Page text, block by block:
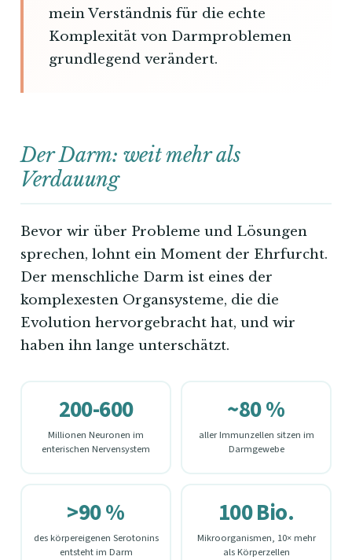
mein Verständnis für die echte
Komplexität von Darmproblemen
grundlegend verändert.
Der Darm: weit mehr als
Verdauung
Bevor wir über Probleme und Lösungen
sprechen, lohnt ein Moment der Ehrfurcht.
Der menschliche Darm ist eines der
komplexesten Organsysteme, die die
Evolution hervorgebracht hat, und wir
haben ihn lange unterschätzt.
200-600
Millionen Neuronen im
enterischen Nervensystem
~80 %
aller Immunzellen sitzen im
Darmgewebe
>90 %
des körpereigenen Serotonins
entsteht im Darm
100 Bio.
Mikroorganismen, 10× mehr
als Körperzellen